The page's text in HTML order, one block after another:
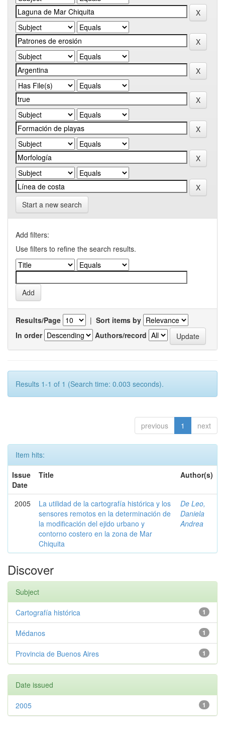
Start a new search
Add filters:
Use filters to refine the search results.
Results/Page | Sort items by
In order
Authors/record
Results 1-1 of 1 (Search time: 0.003 seconds).
previous 1 next
Item hits:
Issue
Date
Title Author(s)
2005
La utilidad de la cartografía histórica y los
sensores remotos en la determinación de
la modificación del ejido urbano y
contorno costero en la zona de Mar
Chiquita
De Leo,
Daniela
Andrea
Discover
Subject
1
Cartografía histórica
1
Médanos
1
Provincia de Buenos Aires
Date issued
1
2005